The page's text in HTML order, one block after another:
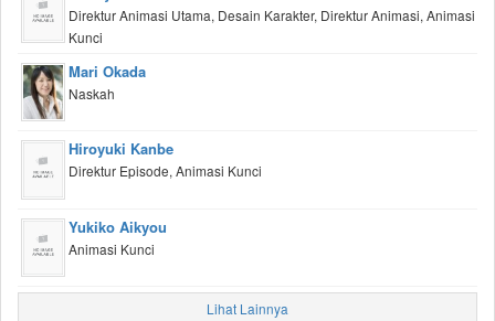
Direktur Animasi Utama, Desain Karakter, Direktur Animasi, Animasi
Kunci
Mari Okada
Naskah
Hiroyuki Kanbe
Direktur Episode, Animasi Kunci
Yukiko Aikyou
Animasi Kunci
Lihat Lainnya